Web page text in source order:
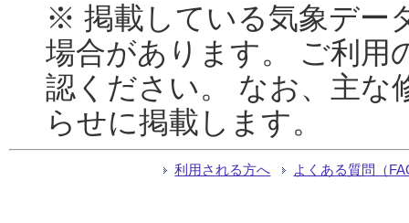
※ 掲載している気象デー
場合があります。 ご利用
認ください。 なお、主な
らせに掲載します。
利用される方へ よくある質問（